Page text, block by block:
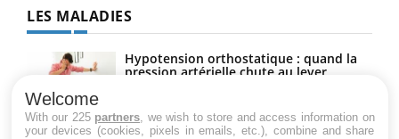
LES MALADIES
Hypotension orthostatique : quand la
pression artérielle chute au lever
Welcome
With our 225 partners , we wish to store and access information on
your devices (cookies, pixels in emails, etc.), combine and share